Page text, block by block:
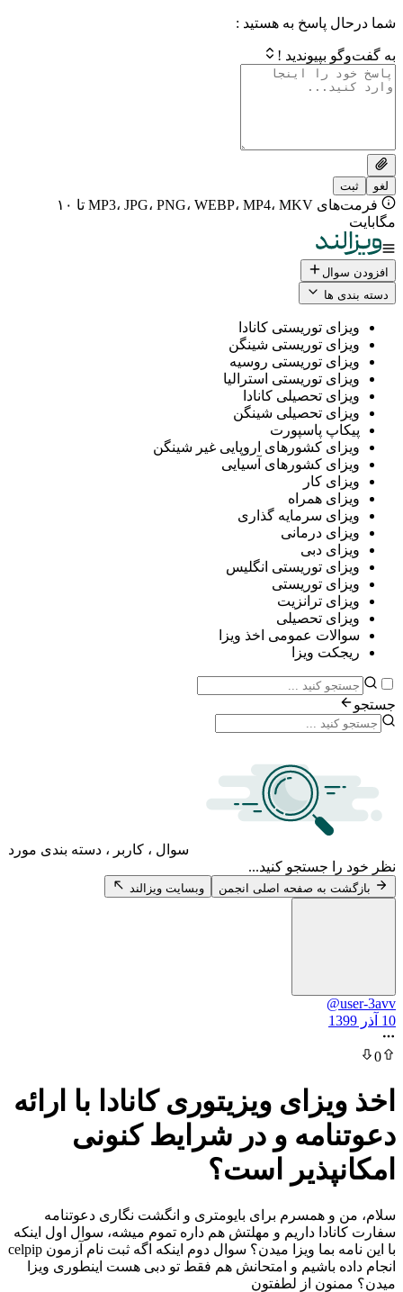
پاسخ به هستید :
!
فرمت‌های MP3، JPG، PNG، WEBP، MP4، MKV تا ۱۰
ها
توریستی کانادا
توریستی شینگن
توریستی روسیه
توریستی استرالیا
تحصیلی کانادا
تحصیلی شینگن
پاسپورت
کشورهای اروپایی غیر شینگن
کشورهای آسیایی
کار
همراه
سرمایه گذاری
درمانی
دبی
توریستی انگلیس
توریستی
ترانزیت
تحصیلی
عمومی اخذ ویزا
ویزا
سوال ، کاربر ، دسته بندی مورد
جستجو کنید...
به صفحه اصلی انجمن وبسایت ویزالند
ویزیتوری کانادا با ارائه
و در شرایط کنونی
است؟
همسرم برای بایومتری و انگشت نگاری دعوتنامه
داریم و مهلتش هم داره تموم میشه، سوال اول اینکه
با این نامه بما ویزا میدن؟ سوال دوم اینکه اگه ثبت نام آزمون celpip
باشیم و امتحانش هم فقط تو دبی هست اینطوری ویزا
از لطفتون